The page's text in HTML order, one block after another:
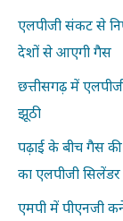
एलपीजी संकट से
देशों से आएगी गैस
छत्तीसगढ़ में
झूठी
पढ़ाई के बीच गैस की
का एलपीजी सिलेंडर
एमपी में पीएनजी